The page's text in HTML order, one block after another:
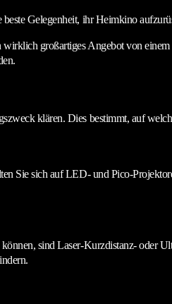
Gelegenheit, ihr Heimkino
großartiges Angebot von
klären. Dies bestimmt, auf
Sie sich auf LED- und Pico-
sind Laser-Kurzdistanz- oder